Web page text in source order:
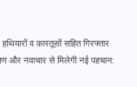
व कारतूसों सहित गिरफ्तार
और नवाचार से मिलेगी नई पहचान: